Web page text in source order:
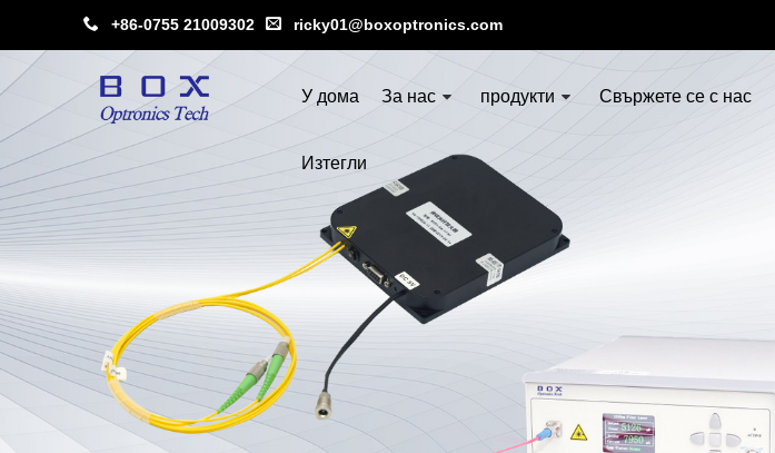
+86-0755 21009302 ricky01@boxoptronics.com
У дома За нас продукти Свържете се с нас
Изтегли